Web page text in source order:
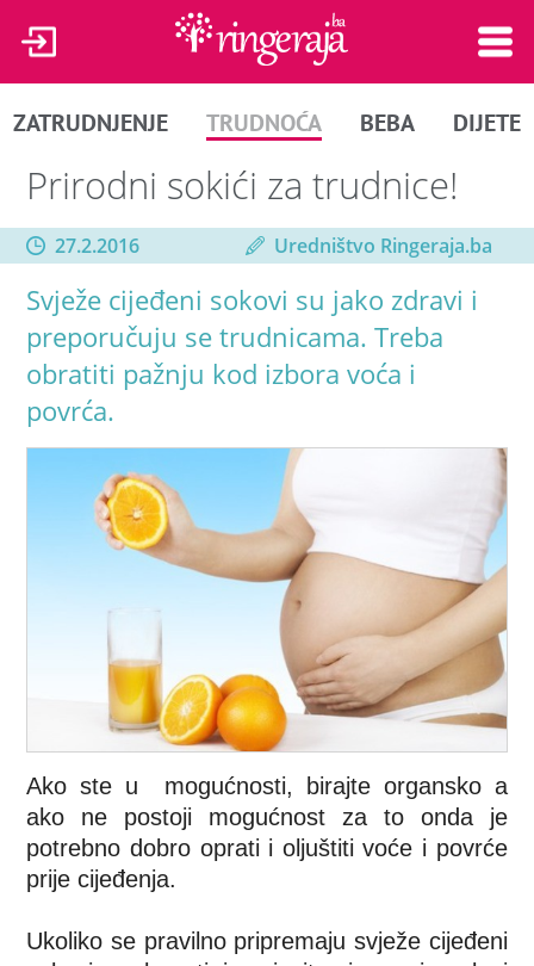
ZATRUDNJENJE TRUDNOĆA BEBA DIJETE
Prirodni sokići za trudnice!
27.2.2016 Uredništvo Ringeraja.ba
Svježe cijeđeni sokovi su jako zdravi i
preporučuju se trudnicama. Treba
obratiti pažnju kod izbora voća i
povrća.
Ako ste u mogućnosti, birajte organsko a
ako ne postoji mogućnost za to onda je
potrebno dobro oprati i oljuštiti voće i povrće
prije cijeđenja.
Ukoliko se pravilno pripremaju svježe cijeđeni